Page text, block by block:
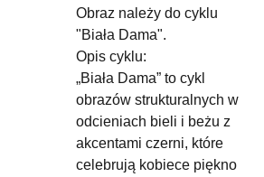
Obraz należy do cyklu
"Biała Dama".
Opis cyklu:
„Biała Dama” to cykl
obrazów strukturalnych w
odcieniach bieli i beżu z
akcentami czerni, które
celebrują kobiece piękno